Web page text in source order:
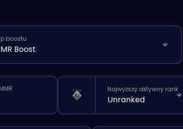
boostu
Boost
Najwyższy aktywny rank
Unranked